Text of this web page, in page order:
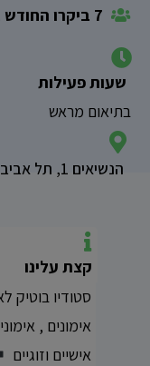
שעות פעילות
בתיאום מראש
הנשיאים 1, תל אביב יפו
קצת עלינו
סטודיו בוטיק
אישיים וזוגיים ⁦